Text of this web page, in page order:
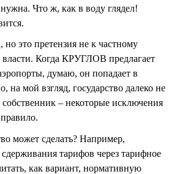
Что ж, как в воду глядел!
это претензия не к частному
власти. Когда КРУГЛОВ предлагает
думаю, он попадает в
на мой взгляд, государство далеко не
– некоторые исключения
может сделать? Например,
тарифов через тарифное
как вариант, нормативную